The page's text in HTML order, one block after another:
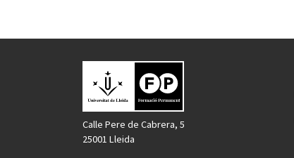
Calle Pere de Cabrera, 5
25001 Lleida